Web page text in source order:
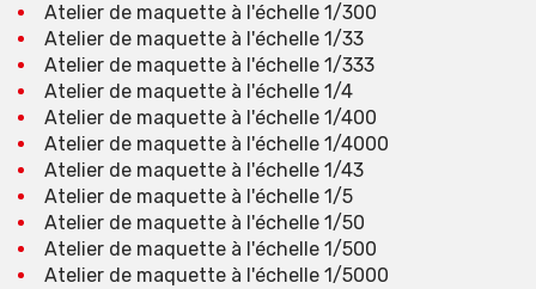
Atelier de maquette à l'échelle 1/300
Atelier de maquette à l'échelle 1/33
Atelier de maquette à l'échelle 1/333
Atelier de maquette à l'échelle 1/4
Atelier de maquette à l'échelle 1/400
Atelier de maquette à l'échelle 1/4000
Atelier de maquette à l'échelle 1/43
Atelier de maquette à l'échelle 1/5
Atelier de maquette à l'échelle 1/50
Atelier de maquette à l'échelle 1/500
Atelier de maquette à l'échelle 1/5000